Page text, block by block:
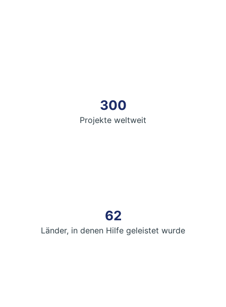
300
Projekte weltweit
62
Länder, in denen Hilfe geleistet wurde